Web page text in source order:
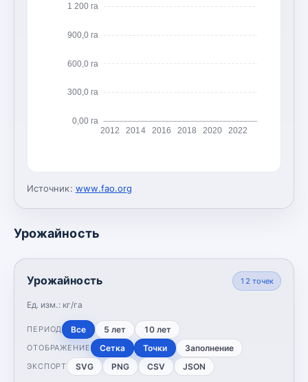
0,00 га
300,0 га
600,0 га
900,0 га
1 200 га
2012 2014 2016 2018 2020 2022
Источник: www.fao.org
Урожайность
Урожайность
Ед. изм.: кг/га
12 точек
ПЕРИОД Все 5 лет 10 лет
ОТОБРАЖЕНИЕ Сетка Точки Заполнение
ЭКСПОРТ SVG PNG CSV JSON